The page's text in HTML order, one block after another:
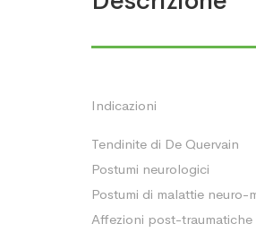
Indicazioni
Tendinite di De Quervain
Postumi neurologici
Postumi di malattie neuro-
Affezioni post-traumatiche